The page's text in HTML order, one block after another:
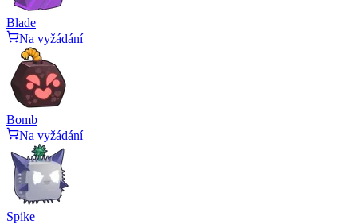
Blade
Na vyžádání
Bomb
Na vyžádání
Spike